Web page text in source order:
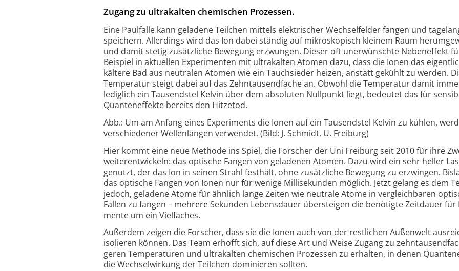
Zugang zu ultra­kalten chemischen Prozessen.
Eine Paulfalle kann geladene Teilchen mittels elektrischer Wechsel­felder fangen und
speichern. Aller­dings wird das Ion dabei ständig auf mikro­skopisch kleinem Raum
und damit stetig zusätz­liche Bewe­gung er­zwungen. Dieser oft uner­wünschte Neben­effekt
Beispiel in aktu­ellen Experi­menten mit ultra­kalten Atomen dazu, dass die Ionen das
kältere Bad aus neutralen Atomen wie ein Tauch­sieder heizen, anstatt gekühlt zu werden.
Tempe­ratur steigt dabei auf das Zehn­tausend­fache an. Obwohl die Tempe­ratur damit
ledig­lich ein Tausend­stel Kelvin über dem abso­luten Null­punkt liegt, bedeutet das für
Quanten­effekte bereits den Hitze­tod.
Abb.: Um am Anfang eines Experiments die Ionen auf ein Tausend­stel Kelvin zu kühlen,
ver­schie­dener Wellen­längen ver­wendet. (Bild: J. Schmidt, U. Frei­burg)
Hier kommt eine neue Methode ins Spiel, die Forscher der Uni Frei­burg seit 2010 für ihre
weiter­ent­wickeln: das optische Fangen von gela­denen Atomen. Dazu wird ein sehr heller
genutzt, der das Ion in seinen Strahl fest­hält, ohne zusätz­liche Bewe­gung zu erzwingen.
das optische Fangen von Ionen nur für wenige Milli­sekunden möglich. Jetzt gelang es dem
jedoch, geladene Atome für ähn­lich lange Zeiten wie neutrale Atome in ver­gleich­baren
Fallen zu fangen – mehrere Sekunden Lebens­dauer über­steigen die benö­tigte Zeit­dauer
mente um ein Viel­faches.
Außerdem zeigen die Forscher, dass sie die Ionen auch von der rest­lichen Außen­welt
iso­lieren können. Das Team erhofft sich, auf diese Art und Weise Zugang zu
geren Tempe­ra­turen und ultra­kalten chemischen Pro­zessen zu erhalten, in denen
die Wechsel­wirkung der Teil­chen domi­nieren sollten.